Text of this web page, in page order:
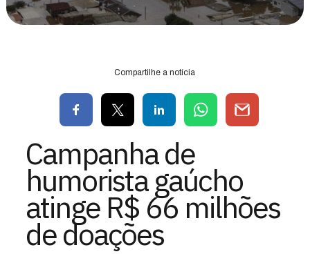
Compartilhe a notícia
Campanha de
humorista gaúcho
atinge R$ 66 milhões
de doações